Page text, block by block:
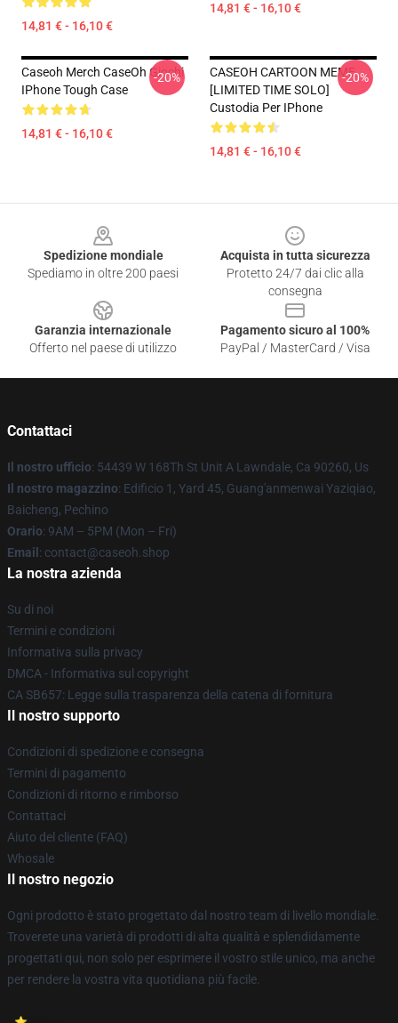
14,81 € - 16,10 €
14,81 € - 16,10 €
Caseoh Merch CaseOh Giochi
IPhone Tough Case
14,81 € - 16,10 €
-20%
CASEOH CARTOON MEME
[LIMITED TIME SOLO]
Custodia Per IPhone
14,81 € - 16,10 €
-20%
Spedizione mondiale
Spediamo in oltre 200 paesi
Acquista in tutta sicurezza
Protetto 24/7 dai clic alla
consegna
Garanzia internazionale
Offerto nel paese di utilizzo
Pagamento sicuro al 100%
PayPal / MasterCard / Visa
Contattaci
Il nostro ufficio: 54439 W 168Th St Unit A Lawndale, Ca 90260, Us
Il nostro magazzino: Edificio 1, Yard 45, Guang'anmenwai Yaziqiao,
Baicheng, Pechino
Orario: 9AM – 5PM (Mon – Fri)
Email : contact@caseoh.shop
La nostra azienda
Su di noi
Termini e condizioni
Informativa sulla privacy
DMCA - Informativa sul copyright
CA SB657: Legge sulla trasparenza della catena di fornitura
Il nostro supporto
Condizioni di spedizione e consegna
Termini di pagamento
Condizioni di ritorno e rimborso
Contattaci
Aiuto del cliente (FAQ)
Whosale
Il nostro negozio
Ogni prodotto è stato progettato dal nostro team di livello mondiale.
Troverete una varietà di prodotti di alta qualità e splendidamente
progettati qui, non solo per esprimere il vostro stile unico, ma anche
per rendere la vostra vita quotidiana più facile.